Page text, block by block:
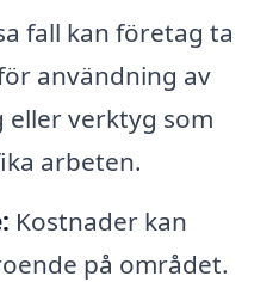
fall kan företag ta
användning av
verktyg som
arbeten.
Kostnader kan
på området.